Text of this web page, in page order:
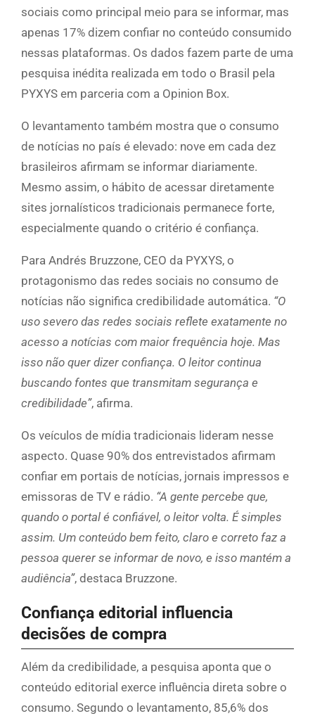
sociais como principal meio para se informar, mas
apenas 17% dizem confiar no conteúdo consumido
nessas plataformas. Os dados fazem parte de uma
pesquisa inédita realizada em todo o Brasil pela
PYXYS em parceria com a Opinion Box.
O levantamento também mostra que o consumo
de notícias no país é elevado: nove em cada dez
brasileiros afirmam se informar diariamente.
Mesmo assim, o hábito de acessar diretamente
sites jornalísticos tradicionais permanece forte,
especialmente quando o critério é confiança.
Para Andrés Bruzzone, CEO da PYXYS, o
protagonismo das redes sociais no consumo de
notícias não significa credibilidade automática. “O
uso severo das redes sociais reflete exatamente no
acesso a notícias com maior frequência hoje. Mas
isso não quer dizer confiança. O leitor continua
buscando fontes que transmitam segurança e
credibilidade”, afirma.
Os veículos de mídia tradicionais lideram nesse
aspecto. Quase 90% dos entrevistados afirmam
confiar em portais de notícias, jornais impressos e
emissoras de TV e rádio. “A gente percebe que,
quando o portal é confiável, o leitor volta. É simples
assim. Um conteúdo bem feito, claro e correto faz a
pessoa querer se informar de novo, e isso mantém a
audiência”, destaca Bruzzone.
Confiança editorial influencia
decisões de compra
Além da credibilidade, a pesquisa aponta que o
conteúdo editorial exerce influência direta sobre o
consumo. Segundo o levantamento, 85,6% dos